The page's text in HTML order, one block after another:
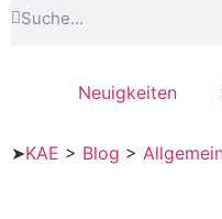
Neuigkeiten
➤KAE > Blog >